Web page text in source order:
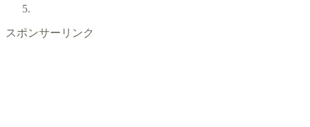
スポンサーリンク